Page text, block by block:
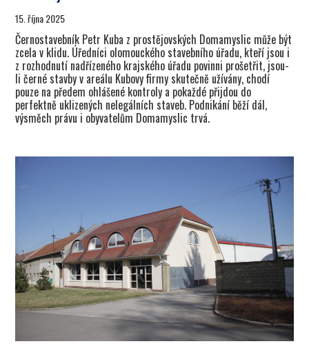
15. října 2025
Černostavebník Petr Kuba z prostějovských Domamyslic může být
zcela v klidu. Úředníci olomouckého stavebního úřadu, kteří jsou i
z rozhodnutí nadřízeného krajského úřadu povinni prošetřit, jsou-
li černé stavby v areálu Kubovy firmy skutečně užívány, chodí
pouze na předem ohlášené kontroly a pokaždé přijdou do
perfektně uklizených nelegálních staveb. Podnikání běží dál,
výsměch právu i obyvatelům Domamyslic trvá.